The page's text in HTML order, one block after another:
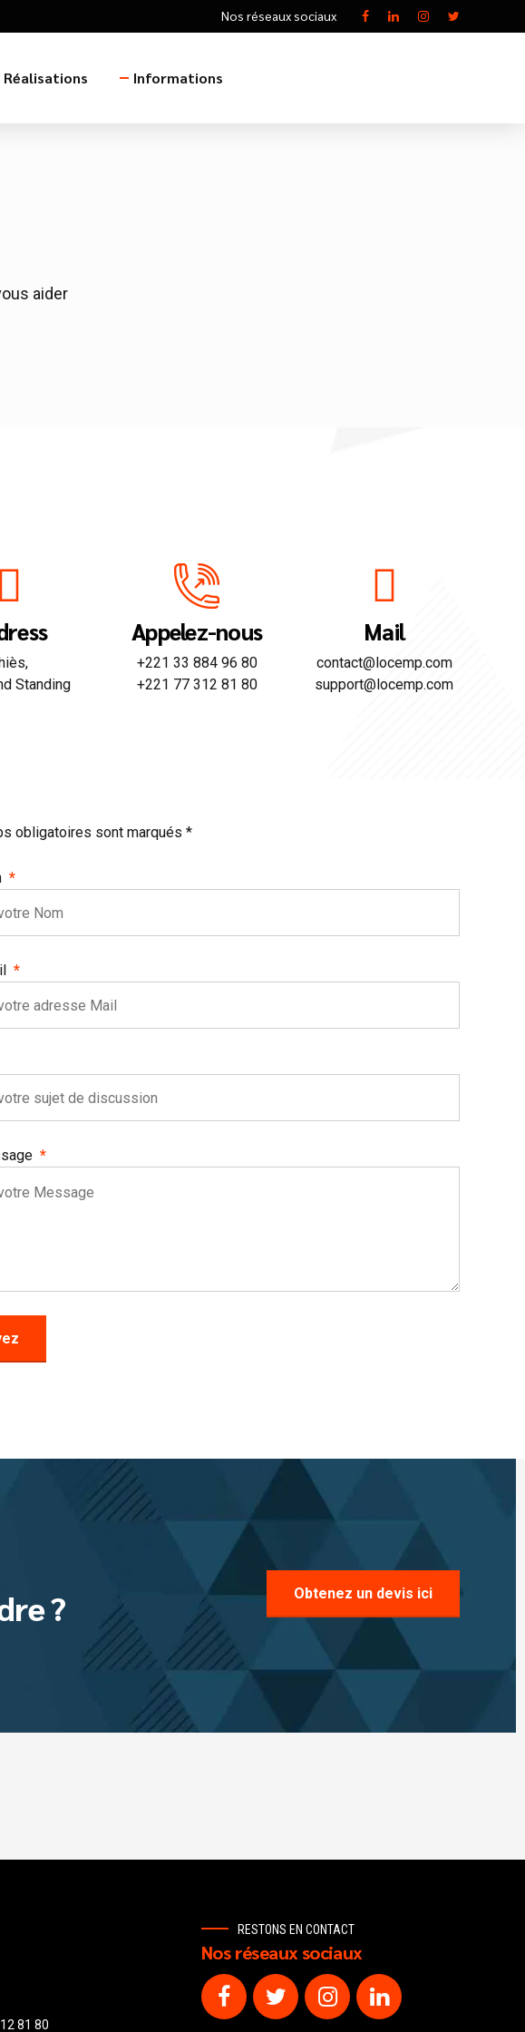
Nos réseaux sociaux
Réalisations Informations
aider
Standing
Appelez-nous
+221 33 884 96 80
+221 77 312 81 80
Mail
contact@locemp.com
support@locemp.com
obligatoires sont marqués *
? Obtenez un devis ici
81 80
RESTONS EN CONTACT
Nos réseaux sociaux